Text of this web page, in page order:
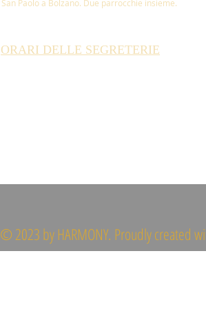
San Paolo a Bolzano. Due parrocchie insieme.
ORARI DELLE SEGRETERIE
© 2023 by HARMONY. Proudly created